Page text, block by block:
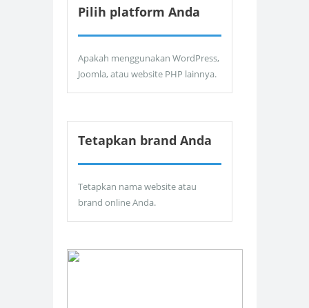
Pilih platform Anda
Apakah menggunakan WordPress,
Joomla, atau website PHP lainnya.
Tetapkan brand Anda
Tetapkan nama website atau
brand online Anda.